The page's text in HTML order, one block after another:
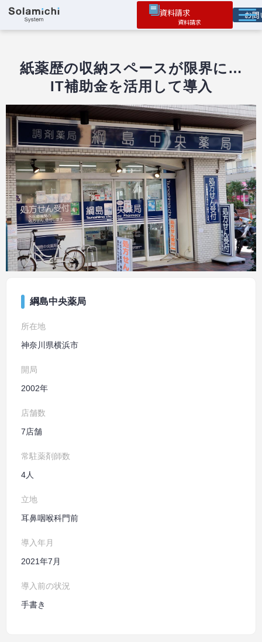
資料請求 お
サービス
オプション機能
お役立ち情報
導入事例
紙薬歴の収納スペースが限界に…
IT補助金を活用して導入
綱島中央薬局
所在地
神奈川県横浜市
開局
2002年
店舗数
7店舗
常駐薬剤師数
4人
立地
耳鼻咽喉科門前
導入年月
2021年7月
導入前の状況
手書き